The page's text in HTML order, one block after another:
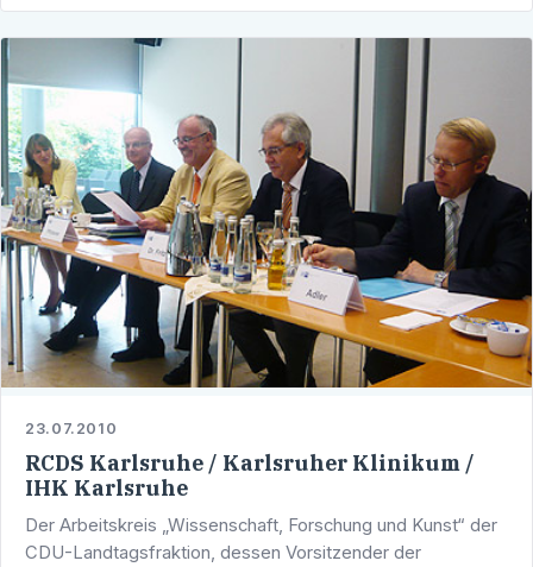
23.07.2010
RCDS Karlsruhe / Karlsruher Klinikum /
IHK Karlsruhe
Der Arbeitskreis „Wissenschaft, Forschung und Kunst“ der
CDU-Landtagsfraktion, dessen Vorsitzender der